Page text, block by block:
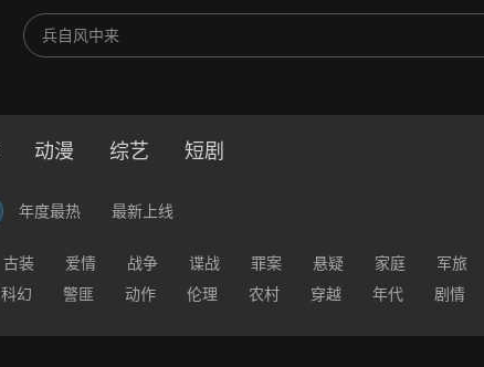
动漫 综艺 短剧
年度最热 最新上线
古装 爱情 战争 谍战 罪案 悬疑 家庭 军旅
科幻 警匪 动作 伦理 农村 穿越 年代 剧情